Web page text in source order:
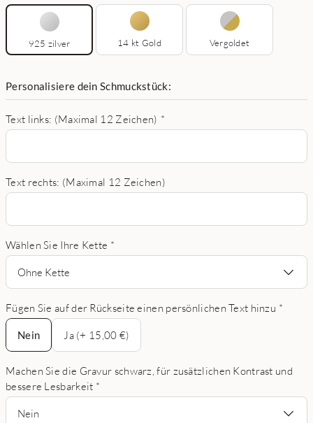
925 zilver 14 kt Gold Vergoldet
Personalisiere dein Schmuckstück:
Text links: (Maximal 12 Zeichen) *
Text rechts: (Maximal 12 Zeichen)
Wählen Sie Ihre Kette *
Ohne Kette
Fügen Sie auf der Rückseite einen persönlichen Text hinzu *
Nein
Nein
Ja (+ 15,00 €)
Machen Sie die Gravur schwarz, für zusätzlichen Kontrast und
bessere Lesbarkeit *
Nein